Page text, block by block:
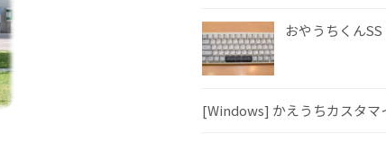
おやうちくん
[Windows] かえうちカスタマ